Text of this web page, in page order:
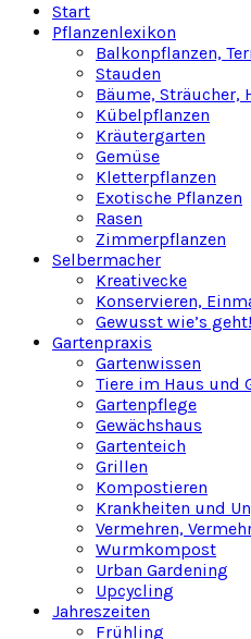
Start
Pflanzenlexikon
Balkonpflanzen,
Stauden
Bäume, Sträucher,
Kübelpflanzen
Kräutergarten
Gemüse
Kletterpflanzen
Exotische Pflanzen
Rasen
Zimmerpflanzen
Selbermacher
Kreativecke
Konservieren,
Gewusst wie’s geht!
Gartenpraxis
Gartenwissen
Tiere im Haus und
Gartenpflege
Gewächshaus
Gartenteich
Grillen
Kompostieren
Krankheiten und
Vermehren,
Wurmkompost
Urban Gardening
Upcycling
Jahreszeiten
Frühling